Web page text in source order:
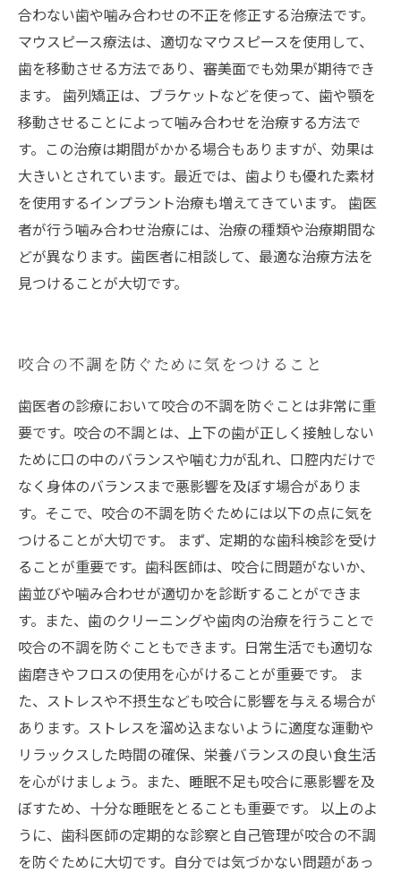
合わない歯や噛み合わせの不正を修正する治療法です。
マウスピース療法は、適切なマウスピースを使用して、
歯を移動させる方法であり、審美面でも効果が期待でき
ます。 歯列矯正は、ブラケットなどを使って、歯や顎を
移動させることによって噛み合わせを治療する方法で
す。この治療は期間がかかる場合もありますが、効果は
大きいとされています。最近では、歯よりも優れた素材
を使用するインプラント治療も増えてきています。 歯医
者が行う噛み合わせ治療には、治療の種類や治療期間な
どが異なります。歯医者に相談して、最適な治療方法を
見つけることが大切です。
咬合の不調を防ぐために気をつけること
歯医者の診療において咬合の不調を防ぐことは非常に重
要です。咬合の不調とは、上下の歯が正しく接触しない
ために口の中のバランスや噛む力が乱れ、口腔内だけで
なく身体のバランスまで悪影響を及ぼす場合がありま
す。そこで、咬合の不調を防ぐためには以下の点に気を
つけることが大切です。 まず、定期的な歯科検診を受け
ることが重要です。歯科医師は、咬合に問題がないか、
歯並びや噛み合わせが適切かを診断することができま
す。また、歯のクリーニングや歯肉の治療を行うことで
咬合の不調を防ぐこともできます。日常生活でも適切な
歯磨きやフロスの使用を心がけることが重要です。 ま
た、ストレスや不摂生なども咬合に影響を与える場合が
あります。ストレスを溜め込まないように適度な運動や
リラックスした時間の確保、栄養バランスの良い食生活
を心がけましょう。また、睡眠不足も咬合に悪影響を及
ぼすため、十分な睡眠をとることも重要です。 以上のよ
うに、歯科医師の定期的な診察と自己管理が咬合の不調
を防ぐために大切です。自分では気づかない問題があっ